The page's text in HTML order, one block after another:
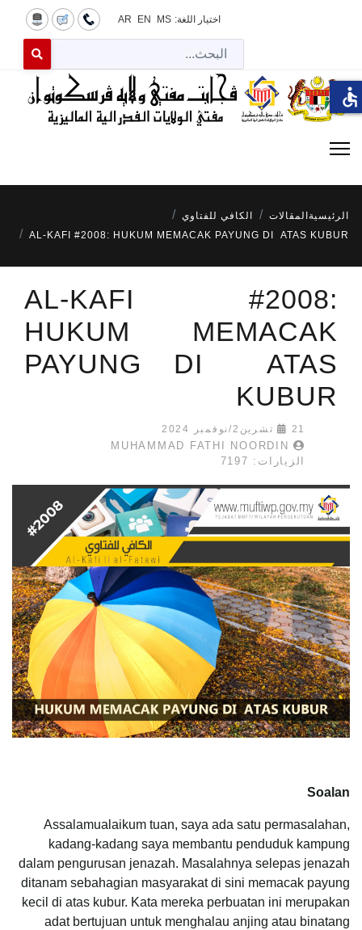
اختيار اللغة: MS
EN
AR
for results.
الرئيسية المقالات
الكافي للفتاوي
AL-KAFI #2008: HUKUM MEMACAK PAYUNG DI ATAS KUBUR
AL-KAFI #2008:
HUKUM MEMACAK
PAYUNG DI ATAS
KUBUR
21 تشرين2/نوفمبر 2024
MUHAMMAD FATHI NOORDIN
الزيارات: 7197
Soalan
Assalamualaikum tuan, saya ada satu permasalahan,
kadang-kadang saya membantu penduduk kampung
dalam pengurusan jenazah. Masalahnya selepas jenazah
ditanam sebahagian masyarakat di sini memacak payung
kecil di atas kubur. Kata mereka perbuatan ini merupakan
adat bertujuan untuk menghalau anjing atau binatang
accessible